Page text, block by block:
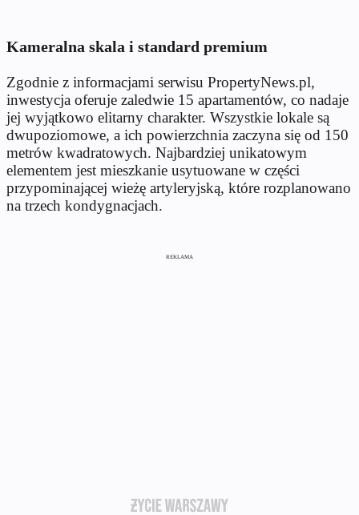
Kameralna skala i standard premium
Zgodnie z informacjami serwisu PropertyNews.pl,
inwestycja oferuje zaledwie 15 apartamentów, co nadaje
jej wyjątkowo elitarny charakter. Wszystkie lokale są
dwupoziomowe, a ich powierzchnia zaczyna się od 150
metrów kwadratowych. Najbardziej unikatowym
elementem jest mieszkanie usytuowane w części
przypominającej wieżę artyleryjską, które rozplanowano
na trzech kondygnacjach.
REKLAMA